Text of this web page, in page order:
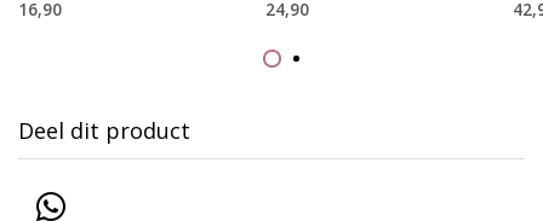
16,90 24,90
Deel dit product